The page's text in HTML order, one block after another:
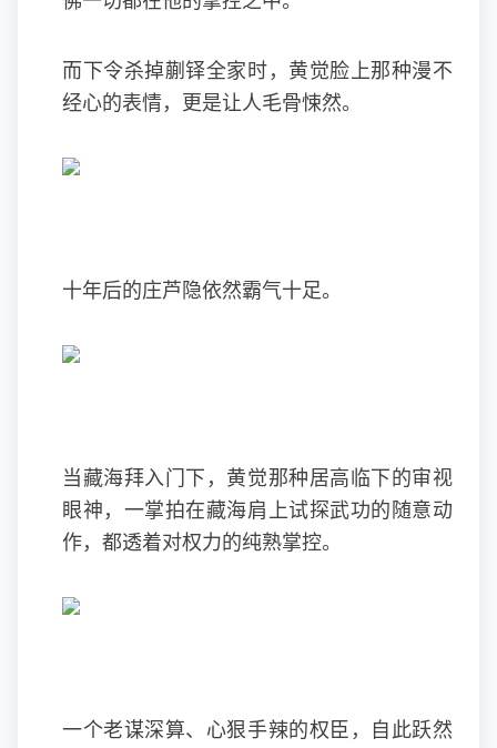
而下令杀掉蒯铎全家时，黄觉脸上那种漫不
经心的表情，更是让人毛骨悚然。
十年后的庄芦隐依然霸气十足。
当藏海拜入门下，黄觉那种居高临下的审视
眼神，一掌拍在藏海肩上试探武功的随意动
作，都透着对权力的纯熟掌控。
一个老谋深算、心狠手辣的权臣，自此跃然